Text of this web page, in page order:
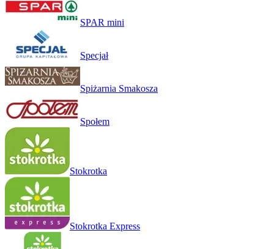
SPAR mini
Specjał
Spiżarnia Smakosza
Społem
Stokrotka
Stokrotka Express